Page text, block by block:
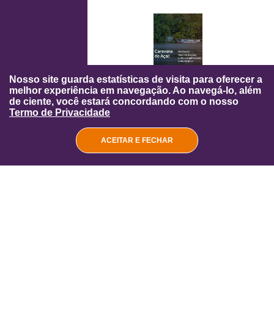
Caravana do Açaí: análise e recomendações
junto a empreendimentos comunitários
Nosso site guarda estatísticas de visita para oferecer a
melhor experiência em navegação. Ao navegá-lo, além
de ciente, você estará concordando com o nosso
Termo de Privacidade
ACEITAR E FECHAR